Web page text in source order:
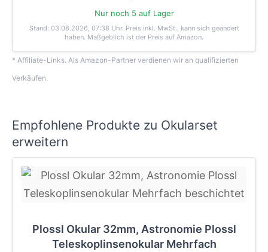
Nur noch 5 auf Lager
Stand: 03.08.2026, 07:38 Uhr. Preis inkl. MwSt., kann sich geändert
haben. Maßgeblich ist der Preis auf Amazon.
* Affiliate-Links. Als Amazon-Partner verdienen wir an qualifizierten
Verkäufen.
Empfohlene Produkte zu Okularset
erweitern
Plossl Okular 32mm, Astronomie Plossl
Teleskoplinsenokular Mehrfach